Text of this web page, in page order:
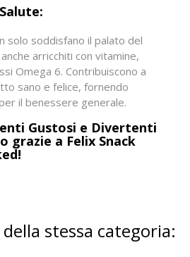
solo soddisfano il palato del
arricchiti con vitamine,
Omega 6. Contribuiscono a
sano e felice, fornendo
il benessere generale.
Gustosi e Divertenti
grazie a Felix Snack
stessa categoria: